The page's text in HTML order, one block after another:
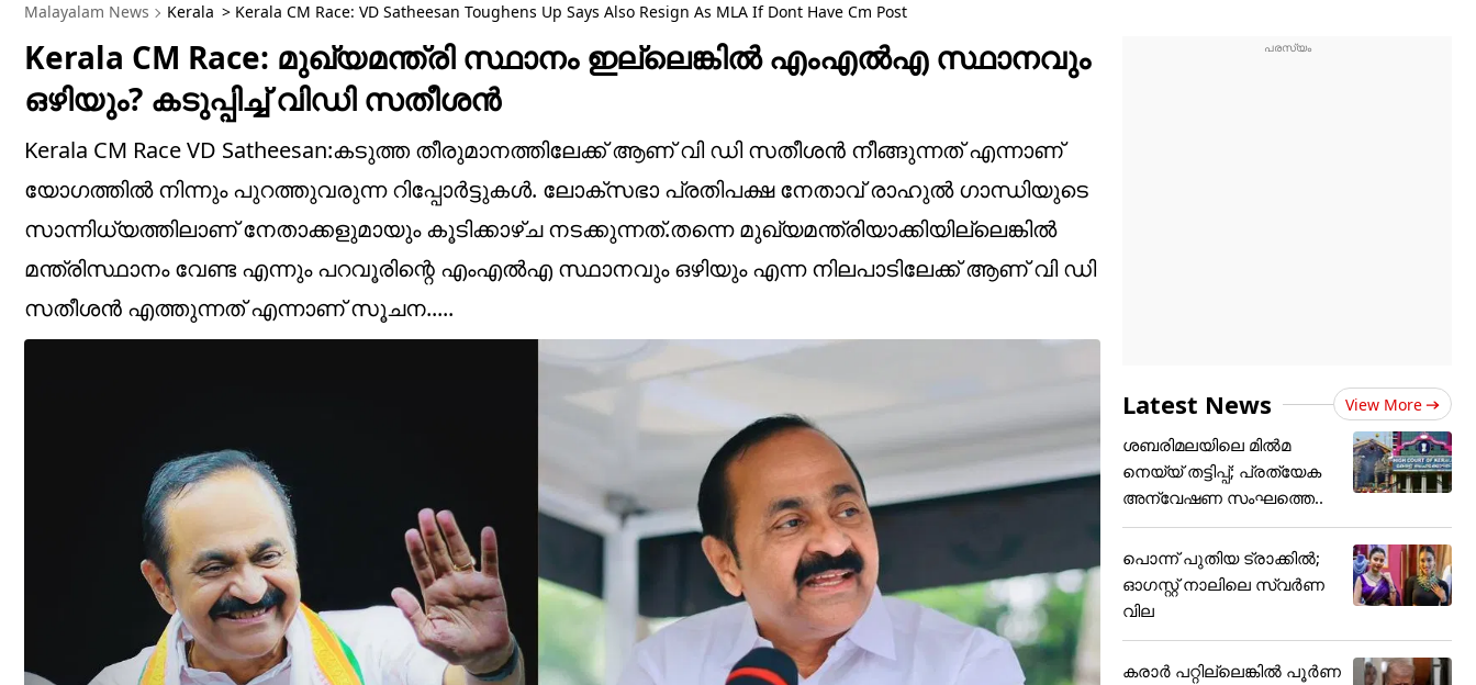
Malayalam News Kerala > Kerala CM Race: VD Satheesan Toughens Up Says Also Resign As MLA If Dont Have Cm Post
Kerala CM Race: മുഖ്യമന്ത്രി സ്ഥാനം ഇല്ലെങ്കിൽ എംഎൽഎ സ്ഥാനവും
ഒഴിയും? കടുപ്പിച്ച് വിഡി സതീശൻ
Kerala CM Race VD Satheesan:കടുത്ത തീരുമാനത്തിലേക്ക് ആണ് വി ഡി സതീശൻ നീങ്ങുന്നത് എന്നാണ്
യോഗത്തിൽ നിന്നും പുറത്തുവരുന്ന റിപ്പോർട്ടുകൾ. ലോക്സഭാ പ്രതിപക്ഷ നേതാവ് രാഹുൽ ഗാന്ധിയുടെ
സാന്നിധ്യത്തിലാണ് നേതാക്കളുമായും കൂടിക്കാഴ്ച നടക്കുന്നത്.തന്നെ മുഖ്യമന്ത്രിയാക്കിയില്ലെങ്കിൽ
മന്ത്രിസ്ഥാനം വേണ്ട എന്നും പറവൂരിന്റെ എംഎൽഎ സ്ഥാനവും ഒഴിയും എന്ന നിലപാടിലേക്ക് ആണ് വി ഡി
സതീശൻ എത്തുന്നത് എന്നാണ് സൂചന.....
Latest News View More
ശബരിമലയിലെ മിൽമ
നെയ്യ് തട്ടിപ്പ്; പ്രത്യേക
അന്വേഷണ സംഘത്തെ..
പൊന്ന് പുതിയ ട്രാക്കില്‍;
ഓഗസ്റ്റ് നാലിലെ സ്വര്‍ണ
വില
കരാര്‍ പറ്റില്ലെങ്കില്‍ പൂര്‍ണ